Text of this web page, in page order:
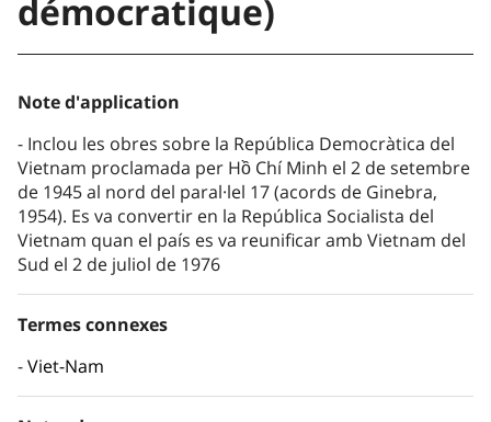
démocratique)
Note d'application
Inclou les obres sobre la República Democràtica del
Vietnam proclamada per Hồ Chí Minh el 2 de setembre
de 1945 al nord del paral·lel 17 (acords de Ginebra,
1954). Es va convertir en la República Socialista del
Vietnam quan el país es va reunificar amb Vietnam del
Sud el 2 de juliol de 1976
Termes connexes
Viet-Nam